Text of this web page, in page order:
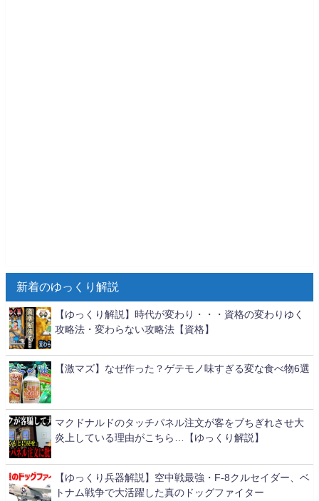
新着のゆっくり解説
【ゆっくり解説】時代が変わり・・・資格の変わりゆく
攻略法・変わらない攻略法【資格】
【激マズ】なぜ作った？ゲテモノ味すぎる変な食べ物6選
マクドナルドのタッチパネル注文が客をブちぎれさせ大
炎上している理由がこちら…【ゆっくり解説】
【ゆっくり兵器解説】空中戦最強・F-8クルセイダー、ベ
トナム戦争で大活躍した真のドッグファイター